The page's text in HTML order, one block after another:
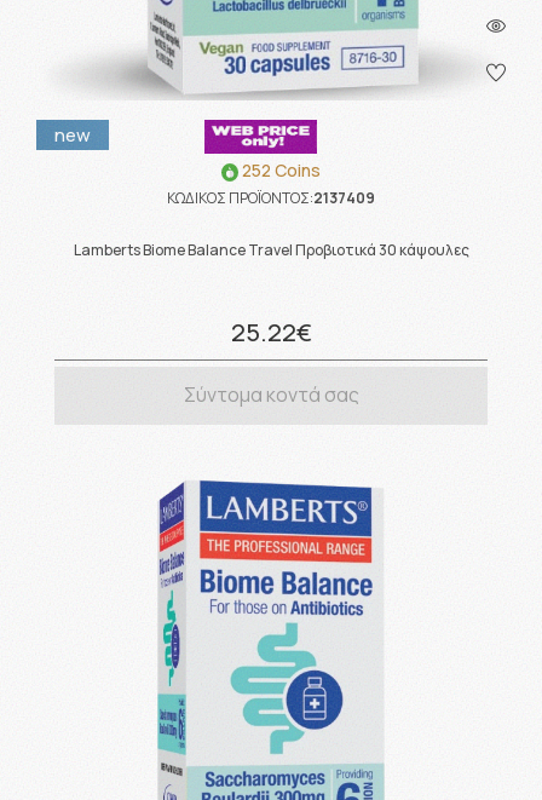
new
252 Coins
ΚΩΔΙΚΟΣ ΠΡΟΪΟΝΤΟΣ:2137409
Lamberts Biome Balance Travel Προβιοτικά 30 κάψουλες
25.22€
Σύντομα κοντά σας